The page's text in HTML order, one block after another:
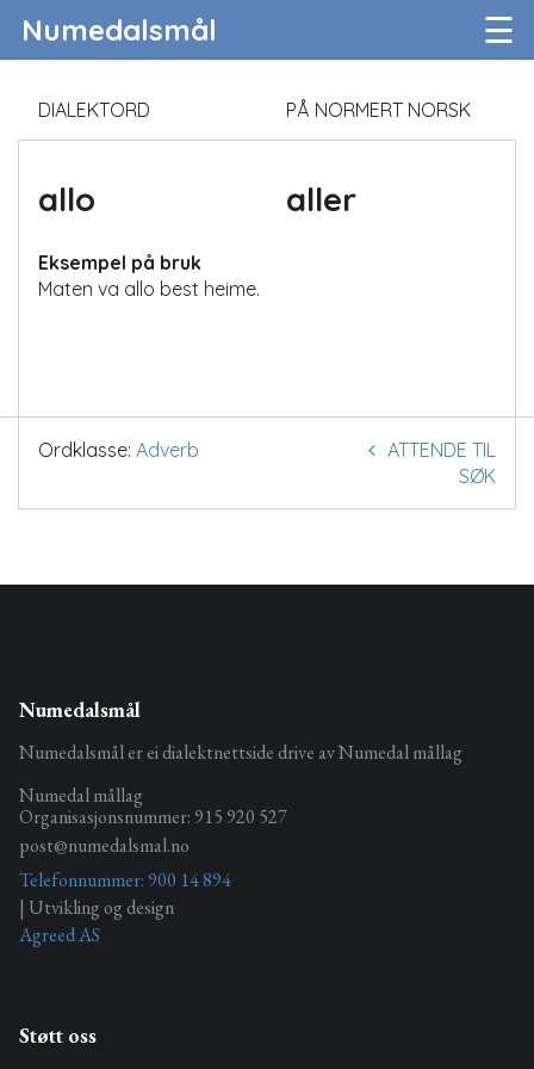
Numedalsmål ☰
DIALEKTORD PÅ NORMERT NORSK
allo aller
Eksempel på bruk
Maten va allo best heime.
Ordklasse: Adverb
ATTENDE TIL
SØK
Numedalsmål
Numedalsmål er ei dialektnettside drive av Numedal mållag
Numedal mållag
Organisasjonsnummer: 915 920 527
post@numedalsmal.no
Telefonnummer: 900 14 894
| Utvikling og design
Agreed AS
Støtt oss